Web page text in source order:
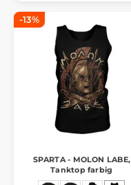
-13%
SPARTA - MOLON LABE,
Tanktop farbig